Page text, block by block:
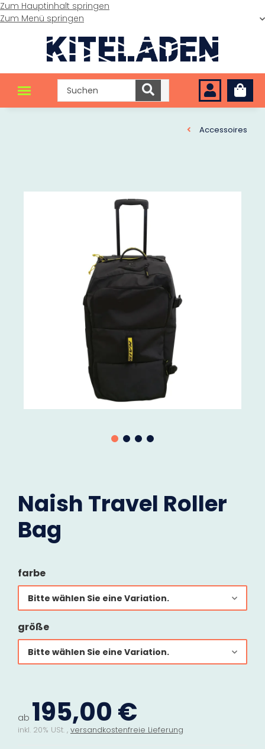
Zum Hauptinhalt springen
Zum Menü springen
Accessoires
Naish Travel Roller
Bag
farbe
Bitte wählen Sie eine Variation.
größe
Bitte wählen Sie eine Variation.
ab 195,00 €
inkl. 20% USt. , versandkostenfreie Lieferung